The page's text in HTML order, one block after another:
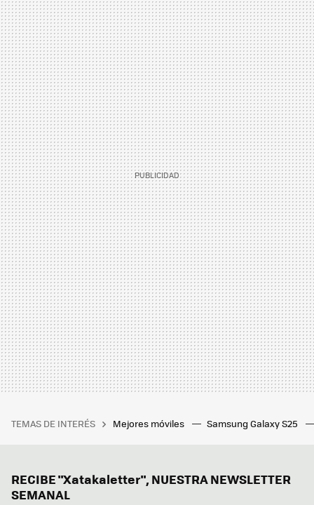
TEMAS DE INTERÉS Mejores móviles Samsung Galaxy S25
RECIBE "Xatakaletter", NUESTRA NEWSLETTER
SEMANAL